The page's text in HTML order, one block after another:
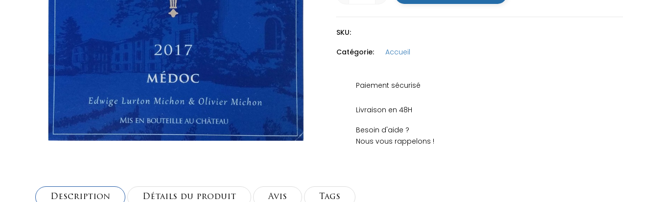
SKU:
Catégorie:
Accueil
Paiement sécurisé
Livraison en 48H
Besoin d'aide ?
Nous vous rappelons !
Description Détails du produit Avis Tags